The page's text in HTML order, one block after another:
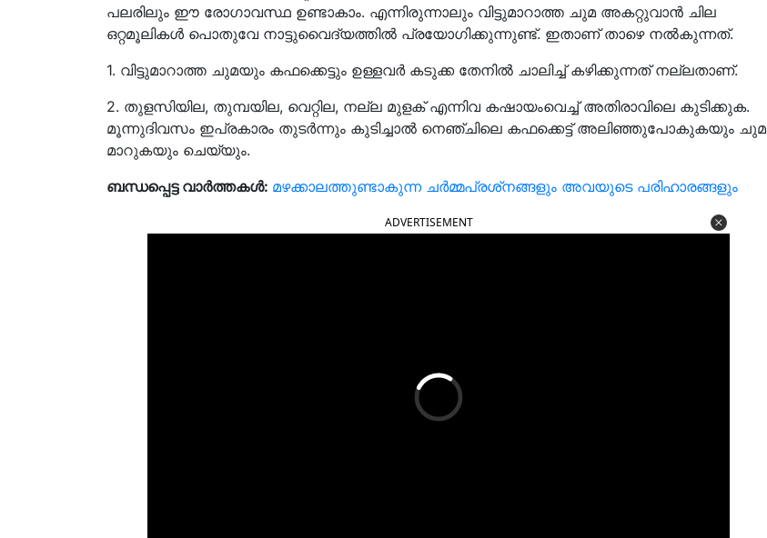
പലരിലും ഈ രോഗാവസ്ഥ ഉണ്ടാകാം. എന്നിരുന്നാലും വിട്ടുമാറാത്ത ചുമ അകറ്റുവാൻ ചില
ഒറ്റമൂലികൾ പൊതുവേ നാട്ടുവൈദ്യത്തിൽ പ്രയോഗിക്കുന്നുണ്ട്. ഇതാണ് താഴെ നൽകുന്നത്.
1. വിട്ടുമാറാത്ത ചുമയും കഫക്കെട്ടും ഉള്ളവർ കടുക്ക തേനിൽ ചാലിച്ച് കഴിക്കുന്നത് നല്ലതാണ്.
2. തുളസിയില, തുമ്പയില, വെറ്റില, നല്ല മുളക് എന്നിവ കഷായംവെച്ച് അതിരാവിലെ കുടിക്കുക.
മൂന്നുദിവസം ഇപ്രകാരം തുടർന്നും കുടിച്ചാൽ നെഞ്ചിലെ കഫക്കെട്ട് അലിഞ്ഞുപോകുകയും ചുമ
മാറുകയും ചെയ്യും.
ബന്ധപ്പെട്ട വാർത്തകൾ: മഴക്കാലത്തുണ്ടാകുന്ന ചർമ്മപ്രശ്‌നങ്ങളും അവയുടെ പരിഹാരങ്ങളും
ADVERTISEMENT